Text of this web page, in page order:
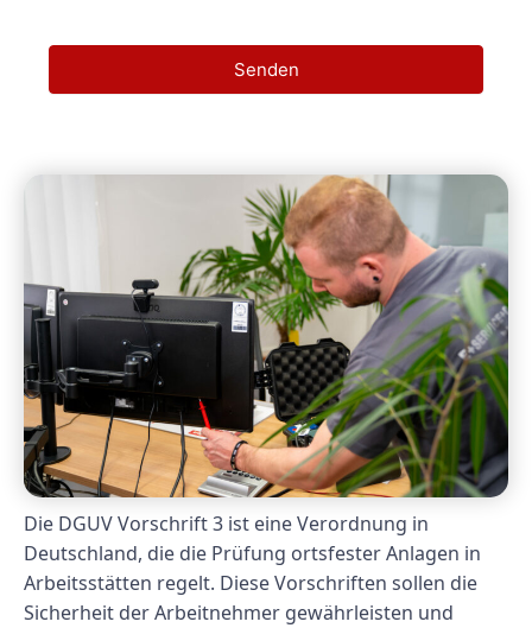
Senden
Die DGUV Vorschrift 3 ist eine Verordnung in
Deutschland, die die Prüfung ortsfester Anlagen in
Arbeitsstätten regelt. Diese Vorschriften sollen die
Sicherheit der Arbeitnehmer gewährleisten und